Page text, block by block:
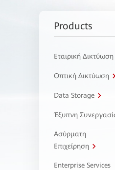
Products
Εταιρική Δικτύωση
Οπτική Δικτύωση
Data Storage
Έξυπνη
Ασύρματη
Επιχείρηση
Enterprise Services